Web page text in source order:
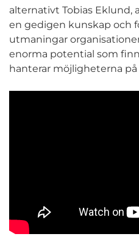
alternativt Tobias Eklund,
en gedigen kunskap och
utmaningar
enorma potential som
hanterar möjligheterna